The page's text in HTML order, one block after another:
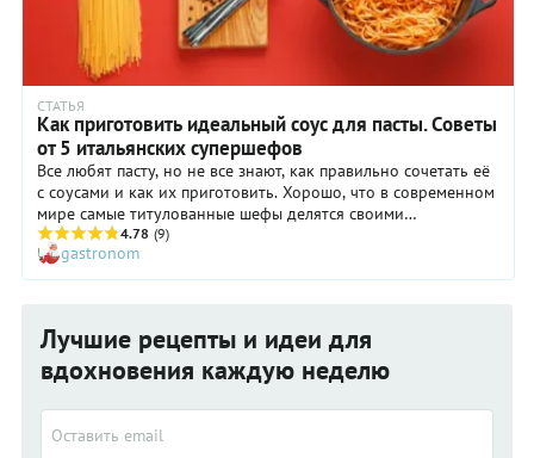
СТАТЬЯ
Как приготовить идеальный соус для пасты. Советы
от 5 итальянских супершефов
Все любят пасту, но не все знают, как правильно сочетать её
с соусами и как их приготовить. Хорошо, что в современном
мире самые титулованные шефы делятся своими
кулинарными секретами в интернете. Учимся готовить
идеальный соус для пасты.
4.78 (9)
gastronom
Лучшие рецепты и идеи для
вдохновения каждую неделю